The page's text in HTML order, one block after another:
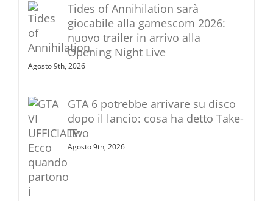
Tides of Annihilation sarà
giocabile alla gamescom 2026:
nuovo trailer in arrivo alla
Opening Night Live
Agosto 9th, 2026
GTA 6 potrebbe arrivare su disco
dopo il lancio: cosa ha detto Take-
Two
Agosto 9th, 2026